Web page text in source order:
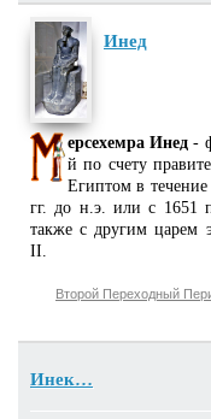
Инед
ерсехемра Инед -
й по счету
Египтом в
гг. до н.э. или с 1651
также с другим царем
II.
Второй Переходный
Инек…